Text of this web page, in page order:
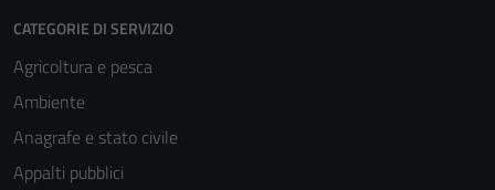
CATEGORIE DI SERVIZIO
Agricoltura e pesca
Ambiente
Anagrafe e stato civile
Appalti pubblici